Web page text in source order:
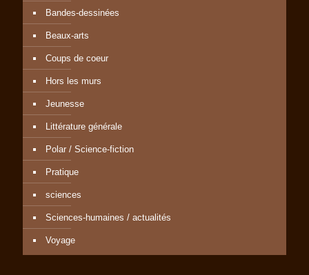
Bandes-dessinées
Beaux-arts
Coups de coeur
Hors les murs
Jeunesse
Littérature générale
Polar / Science-fiction
Pratique
sciences
Sciences-humaines / actualités
Voyage